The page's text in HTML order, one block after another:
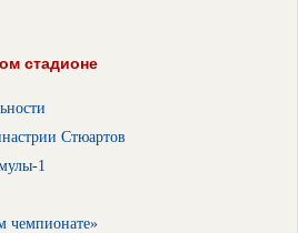
стадионе
Стюартов
1
чемпионате»